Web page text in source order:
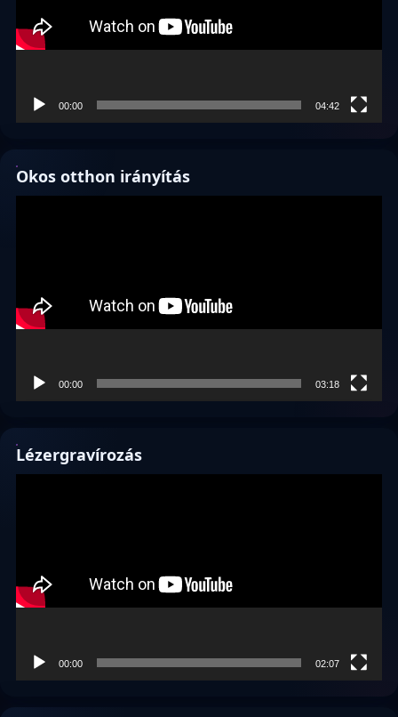
00:00 04:42
Okos otthon irányítás
00:00 03:18
Lézergravírozás
00:00 02:07